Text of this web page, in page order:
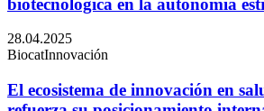
biotecnológica en la autonomía
28.04.2025
BiocatInnovación
El ecosistema de innovación en